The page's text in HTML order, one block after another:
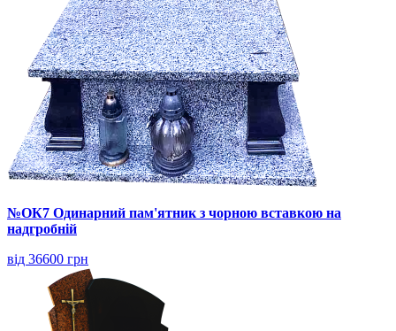
№ОК7 Одинарний пам'ятник з чорною вставкою на
надгробній
від 36600 грн